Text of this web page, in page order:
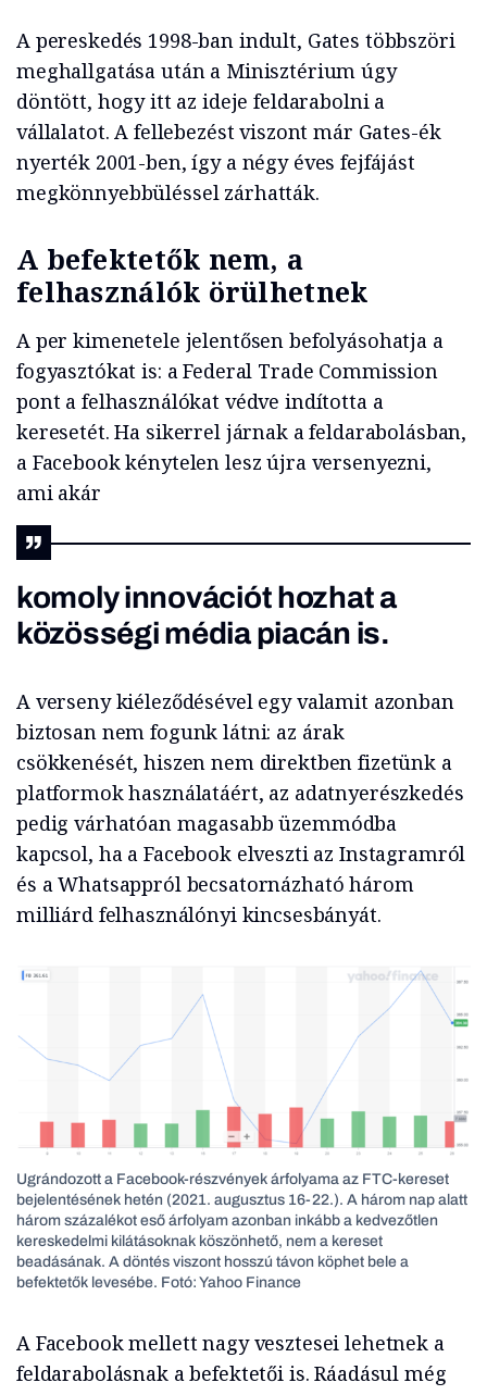
A pereskedés 1998-ban indult, Gates többszöri
meghallgatása után a Minisztérium úgy
döntött, hogy itt az ideje feldarabolni a
vállalatot. A fellebezést viszont már Gates-ék
nyerték 2001-ben, így a négy éves fejfájást
megkönnyebbüléssel zárhatták.
A befektetők nem, a
felhasználók örülhetnek
A per kimenetele jelentősen befolyásohatja a
fogyasztókat is: a Federal Trade Commission
pont a felhasználókat védve indította a
keresetét. Ha sikerrel járnak a feldarabolásban,
a Facebook kénytelen lesz újra versenyezni,
ami akár
komoly innovációt hozhat a
közösségi média piacán is.
A verseny kiéleződésével egy valamit azonban
biztosan nem fogunk látni: az árak
csökkenését, hiszen nem direktben fizetünk a
platformok használatáért, az adatnyerészkedés
pedig várhatóan magasabb üzemmódba
kapcsol, ha a Facebook elveszti az Instagramról
és a Whatsappról becsatornázható három
milliárd felhasználónyi kincsesbányát.
Ugrándozott a Facebook-részvények árfolyama az FTC-kereset
bejelentésének hetén (2021. augusztus 16-22.). A három nap alatt
három százalékot eső árfolyam azonban inkább a kedvezőtlen
kereskedelmi kilátásoknak köszönhető, nem a kereset
beadásának. A döntés viszont hosszú távon köphet bele a
befektetők levesébe. Fotó: Yahoo Finance
A Facebook mellett nagy vesztesei lehetnek a
feldarabolásnak a befektetői is. Ráadásul még